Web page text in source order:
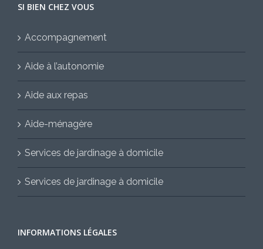
SI BIEN CHEZ VOUS
Accompagnement
Aide à l’autonomie
Aide aux repas
Aide-ménagère
Services de jardinage à domicile
Services de jardinage à domicile
INFORMATIONS LÉGALES